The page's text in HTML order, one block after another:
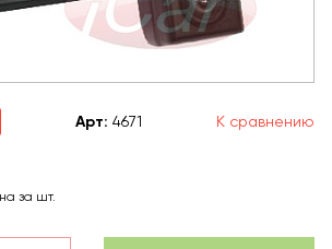
Арт: 4671 К сравнению
за шт.